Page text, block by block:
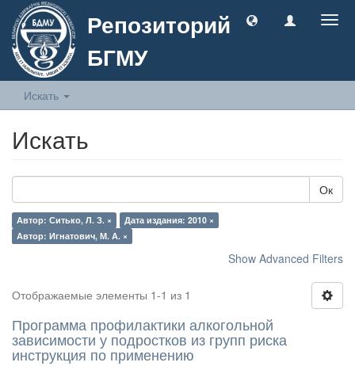
Репозиторий
БГМУ
Искать
Искать
Ок
Автор: Ситько, Л. З. ×
Дата издания: 2010 ×
Автор: Игнатович, М. А. ×
Show Advanced Filters
Отображаемые элементы 1-1 из 1
Программа профилактики алкогольной
зависимости у подростков из групп риска
инструкция по применению